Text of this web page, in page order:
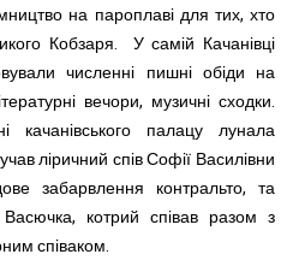
на пароплаві для тих, хто
Кобзаря. У самій Качанівці
чис­ленні пишні обіди на
ве­чори, музичні сходки.
качанівського палацу лунала
ліричний спів Софії Василівни
забарвлен­ня контральто, та
котрий співав разом з
співаком.